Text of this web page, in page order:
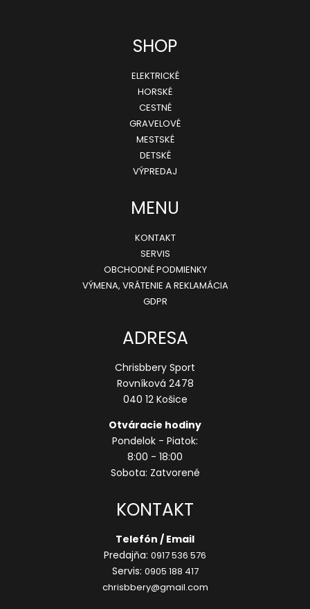
SHOP
ELEKTRICKÉ
HORSKÉ
CESTNÉ
GRAVELOVÉ
MESTSKÉ
DETSKÉ
VÝPREDAJ
MENU
KONTAKT
SERVIS
OBCHODNÉ PODMIENKY
VÝMENA, VRÁTENIE A REKLAMÁCIA
GDPR
ADRESA
Chrisbbery Sport
Rovníková 2478
040 12 Košice
Otváracie hodiny
Pondelok - Piatok:
8:00 - 18:00
Sobota: Zatvorené
KONTAKT
Telefón / Email
Predajňa: 0917 536 576
Servis: 0905 188 417
chrisbbery@gmail.com